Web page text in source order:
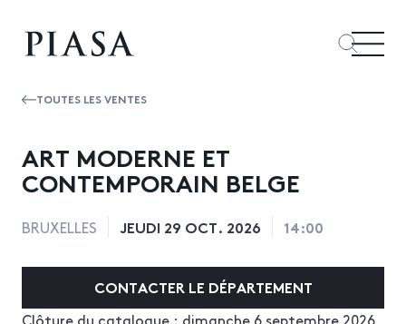
TOUTES LES VENTES
ART MODERNE ET
CONTEMPORAIN BELGE
BRUXELLES JEUDI 29 OCT. 2026 14:00
CONTACTER LE DÉPARTEMENT
Clôture du catalogue : dimanche 6 septembre 2026